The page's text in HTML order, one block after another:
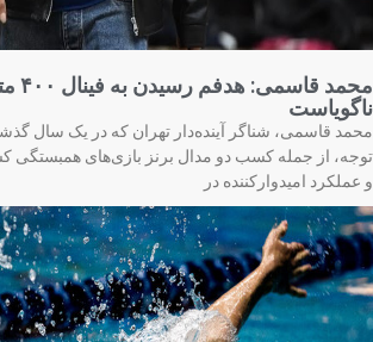
محمد
قاسمی، شناگر آینده‌دار تهران که در یک سال گذشته
از جمله کسب دو مدال برنز بازی‌های همبستگی
امیدوارکننده در